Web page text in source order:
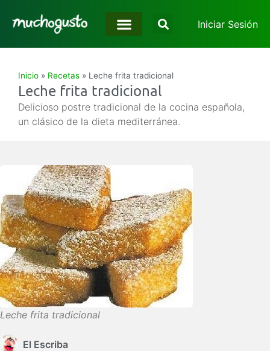
Iniciar Sesión
Inicio » Recetas » Leche frita tradicional
Leche frita tradicional
Delicioso postre tradicional de la cocina española,
un clásico de la dieta mediterránea.
Leche frita tradicional
El Escriba